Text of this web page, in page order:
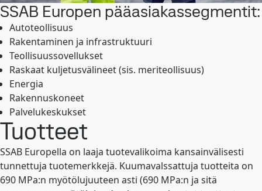
SSAB Europen pääasiakassegmentit:
Autoteollisuus
Rakentaminen ja infrastruktuuri
Teollisuussovellukset
Raskaat kuljetusvälineet (sis. meriteollisuus)
Energia
Rakennuskoneet
Palvelukeskukset
Tuotteet
SSAB Europella on laaja tuotevalikoima kansainvälisesti
tunnettuja tuotemerkkejä. Kuumavalssattuja tuotteita on
690 MPa:n myötölujuuteen asti (690 MPa:n ja sitä